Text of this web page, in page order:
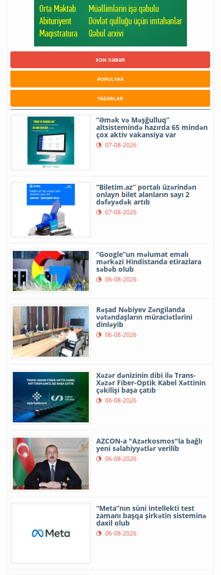
SON XƏBƏR
POPULYAR
YAZARLAR
“Əmək və Məşğulluq”
altsistemində hazırda 65 mindən
çox aktiv vakansiya var
07-08-2026
“Biletim.az” portalı üzərindən
onlayn bilet alanların sayı 2
dəfəyədək artıb
07-08-2026
“Google”un məlumat emalı
mərkəzi Hindistanda etirazlara
səbəb olub
06-08-2026
Rəşad Nəbiyev Zəngilanda
vətəndaşların müraciətlərini
dinləyib
06-08-2026
Xəzər dənizinin dibi ilə Trans-
Xəzər Fiber-Optik Kabel Xəttinin
çəkilişi başa çatıb
06-08-2026
AZCON-a "Azərkosmos"la bağlı
yeni səlahiyyətlər verilib
06-08-2026
“Meta”nın süni intellekti test
zamanı başqa şirkətin sisteminə
daxil olub
06-08-2026